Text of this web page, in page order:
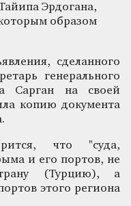
Эрдогана,
образом
сделанного
генерального
Сарган на своей
копию документа
что "суда,
и его портов, не
(Турцию), а
этого региона